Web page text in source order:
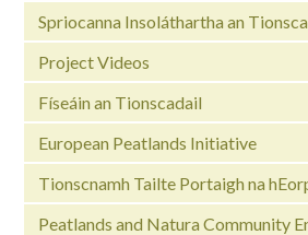
Spriocanna Insoláthartha an
Project Videos
Físeáin an Tionscadail
European Peatlands Initiative
Tionscnamh Tailte Portaigh na
Peatlands and Natura Community